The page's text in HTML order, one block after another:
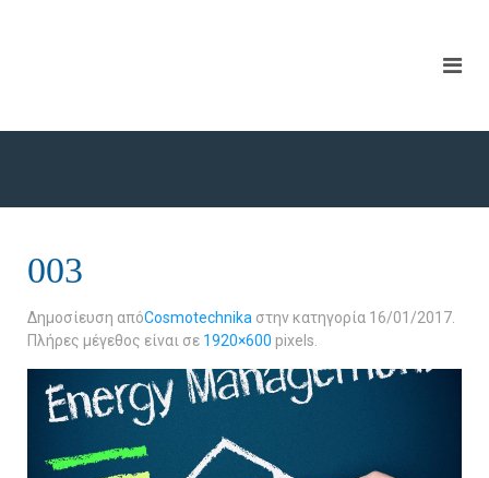
003
Δημοσίευση απόCosmotechnika στην κατηγορία 16/01/2017
Πλήρες μέγεθος είναι σε 1920×600 pixels.